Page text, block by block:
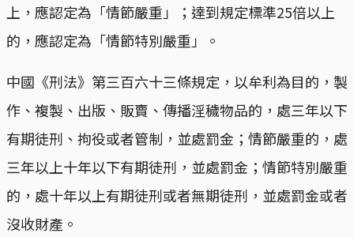
上，應認定為「情節嚴重」；達到規定標準25倍以上
的，應認定為「情節特別嚴重」。
中國《刑法》第三百六十三條規定，以牟利為目的，製
作、複製、出版、販賣、傳播淫穢物品的，處三年以下
有期徒刑、拘役或者管制，並處罰金；情節嚴重的，處
三年以上十年以下有期徒刑，並處罰金；情節特別嚴重
的，處十年以上有期徒刑或者無期徒刑，並處罰金或者
沒收財產。